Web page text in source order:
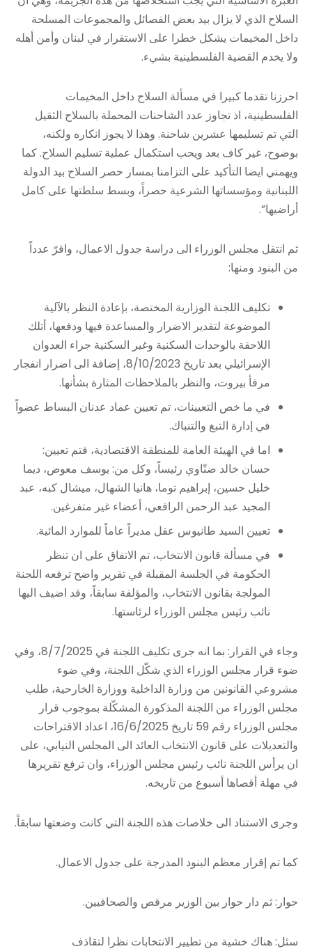
السلاح الذي لا يزال بيد بعض الفصائل والمجموعات المسلحة
داخل المخيمات يشكل خطرا على الاستقرار في لبنان وأمن أهله
ولا يخدم القضية الفلسطينية بشيء.
احرزنا تقدما كبيرا في مسألة السلاح داخل المخيمات
الفلسطينية، اذ تجاوز عدد الشاحنات المحملة بالسلاح الثقيل
التي تم تسليمها عشرين شاحنة. وهذا لا يجوز انكاره ولكنه،
بوضوح، غير كاف بعد ويحب استكمال عملية تسليم السلاح. كما
ويهمني ايضا التأكيد على التزامنا بمسار حصر السلاح بيد الدولة
اللبنانية ومؤسساتها الشرعية حصراً، وبسط سلطتها على كامل
أراضيها”.
ثم انتقل مجلس الوزراء الى دراسة جدول الاعمال، واقرّ عدداً
من البنود ومنها:
تكليف اللجنة الوزارية المختصة، بإعادة النظر بالآلية
الموضوعة لتقدير الاضرار والمساعدة فيها ودفعها، أتلك
اللاحقة بالوحدات السكنية وغير السكنية جراء العدوان
الإسرائيلي بعد تاريخ 8/10/2023، إضافة الى اضرار انفجار
مرفأ بيروت، والنظر بالملاحظات المثارة بشأنها.
في ما خص التعيينات، تم تعيين عماد عدنان البساط عضواً
في إدارة التبغ والتنباك.
اما في الهيئة العامة للمنطقة الاقتصادية، فتم تعيين:
حسان خالد ضنّاوي رئيساً، وكل من: يوسف معوض، ديما
خليل حسين، إبراهيم توما، هانيا الشهال، ميشال كبه، عبد
المجيد عبد الرحمن الرافعي، أعضاء غير متفرغين.
تعيين السيد طانيوس عقل مديراً عاماً للموارد المائية.
في مسألة قانون الانتخاب، تم الاتفاق على ان تنظر
الحكومة في الجلسة المقبلة في تقرير واضح ترفعه اللجنة
المولجة بقانون الانتخاب، والمؤلفة سابقاً، وقد اضيف اليها
نائب رئيس مجلس الوزراء لرئاستها.
وجاء في القرار: بما انه جرى تكليف اللجنة في 8/7/2025، وفي
ضوء قرار مجلس الوزراء الذي شكّل اللجنة، وفي ضوء
مشروعي القانونين من وزارة الداخلية ووزارة الخارحية، طلب
مجلس الوزراء من اللجنة المذكورة المشكّلة بموجوب قرار
مجلس الوزراء رقم 59 تاريخ 16/6/2025، اعداد الاقتراحات
والتعديلات على قانون الانتخاب العائد الى المجلس النيابي، على
ان يرأس اللجنة نائب رئيس مجلس الوزراء، وان ترفع تقريرها
في مهلة أقصاها أسبوع من تاريخه.
وجرى الاستناد الى خلاصات هذه اللجنة التي كانت وضعتها سابقاً.
كما تم إقرار معظم البنود المدرجة على جدول الاعمال.
حوار: ثم دار حوار بين الوزير مرقص والصحافيين.
سئل: هناك خشية من تطيير الانتخابات نظرا لتقاذف